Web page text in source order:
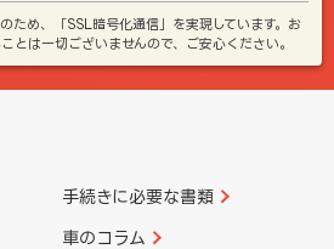
ため、「SSL暗号化通信」を実現しています。お
とは一切ございませんので、ご安心ください。
手続きに必要な書類
車のコラム